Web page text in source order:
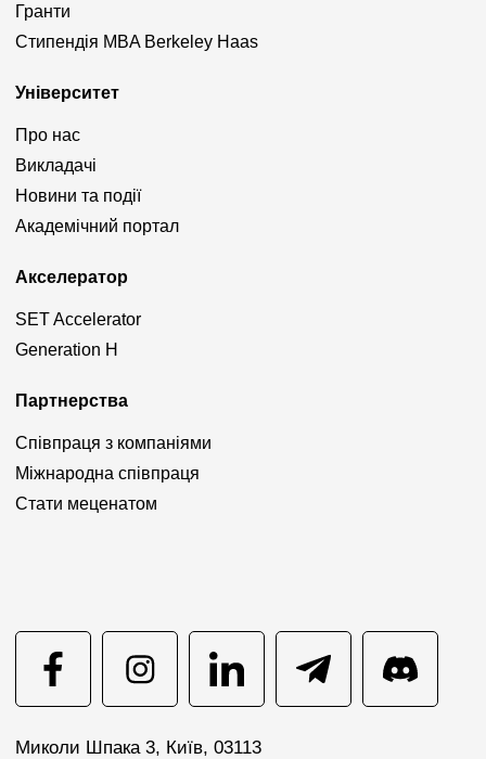
Гранти
Стипендія MBA Berkeley Haas
Університет
Про нас
Викладачі
Новини та події
Академічний портал
Акселератор
SET Accelerator
Generation H
Партнерства
Співпраця з компаніями
Міжнародна співпраця
Стати меценатом
Миколи Шпака 3, Київ, 03113